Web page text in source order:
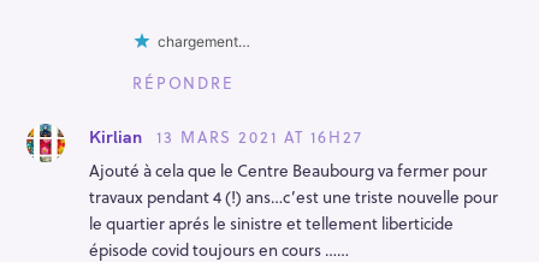
chargement…
RÉPONDRE
Kirlian
13 MARS 2021 AT 16H27
Ajouté à cela que le Centre Beaubourg va fermer pour
travaux pendant 4 (!) ans…c’est une triste nouvelle pour
le quartier aprés le sinistre et tellement liberticide
épisode covid toujours en cours ……